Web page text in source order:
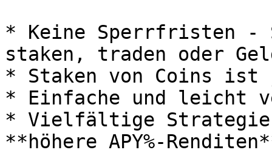
* Keine Sperrfristen -
staken, traden oder
* Staken von Coins ist
* Einfache und leicht
* Vielfältige
**höhere APY%-